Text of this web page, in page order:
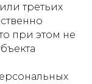
третьих
при этом не